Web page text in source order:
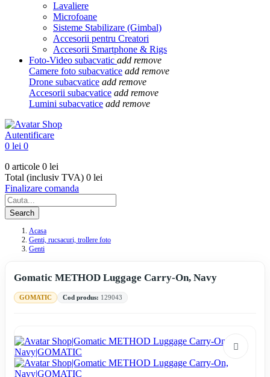
Lavaliere
Microfoane
Sisteme Stabilizare (Gimbal)
Accesorii pentru Creatori
Accesorii Smartphone & Rigs
Foto-Video subacvatic add remove
Camere foto subacvatice add remove
Drone subacvatice add remove
Accesorii subacvatice add remove
Lumini subacvatice add remove
Autentificare
0 lei 0
0 articole 0 lei
Total (inclusiv TVA) 0 lei
Finalizare comanda
Search
Acasa
Genti, rucsacuri, trollere foto
Genti
Gomatic METHOD Luggage Carry-On, Navy
GOMATIC Cod produs: 129043